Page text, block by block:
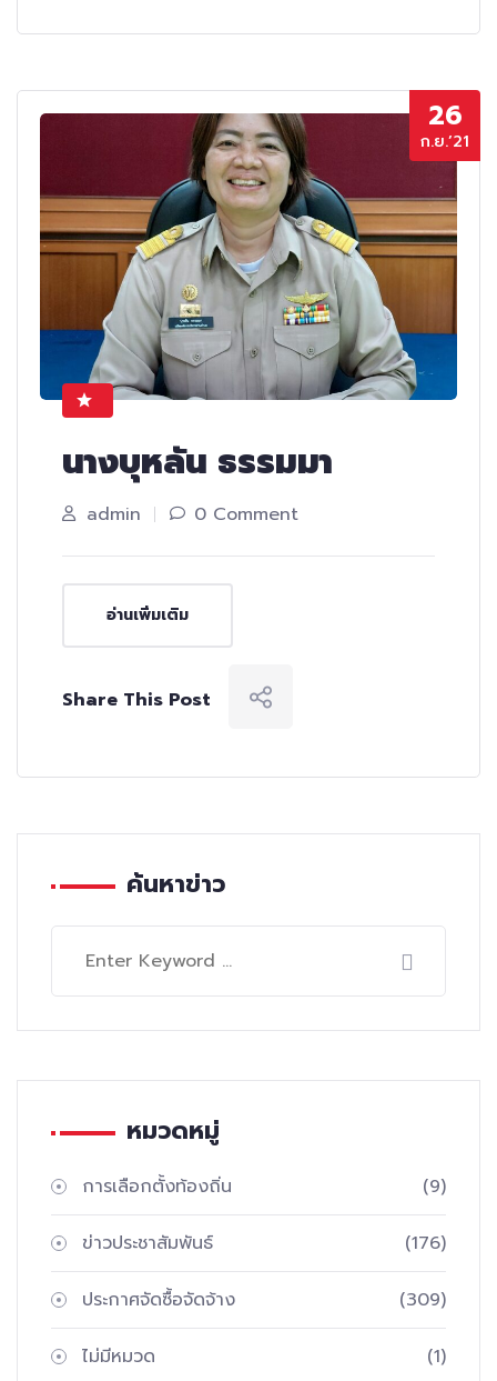
26
ก.ย.’21
นางบุหลัน ธรรมมา
admin 0 Comment
อ่านเพิ่มเติม
Share This Post
ค้นหาข่าว
หมวดหมู่
การเลือกตั้งท้องถิ่น (9)
ข่าวประชาสัมพันธ์ (176)
ประกาศจัดซื้อจัดจ้าง (309)
ไม่มีหมวด (1)